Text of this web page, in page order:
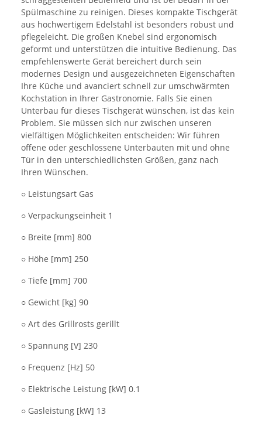
Spülmaschine zu reinigen. Dieses kompakte Tischgerät
aus hochwertigem Edelstahl ist besonders robust und
pflegeleicht. Die großen Knebel sind ergonomisch
geformt und unterstützen die intuitive Bedienung. Das
empfehlenswerte Gerät bereichert durch sein
modernes Design und ausgezeichneten Eigenschaften
Ihre Küche und avanciert schnell zur umschwärmten
Kochstation in Ihrer Gastronomie. Falls Sie einen
Unterbau für dieses Tischgerät wünschen, ist das kein
Problem. Sie müssen sich nur zwischen unseren
vielfältigen Möglichkeiten entscheiden: Wir führen
offene oder geschlossene Unterbauten mit und ohne
Tür in den unterschiedlichsten Größen, ganz nach
Ihren Wünschen.
○ Leistungsart Gas
○ Verpackungseinheit 1
○ Breite [mm] 800
○ Höhe [mm] 250
○ Tiefe [mm] 700
○ Gewicht [kg] 90
○ Art des Grillrosts gerillt
○ Spannung [V] 230
○ Frequenz [Hz] 50
○ Elektrische Leistung [kW] 0.1
○ Gasleistung [kW] 13